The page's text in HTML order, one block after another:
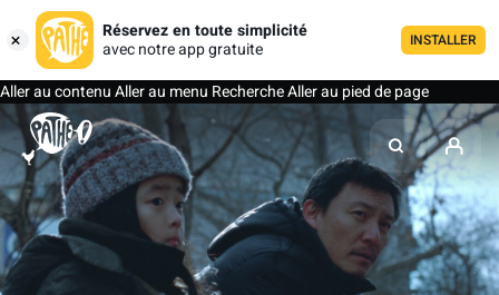
Réservez en toute simplicité
avec notre app gratuite
INSTALLER
Aller au contenuAller au menu RechercheAller au pied de page